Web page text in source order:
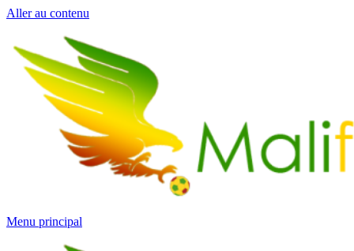
Aller au contenu
Menu principal